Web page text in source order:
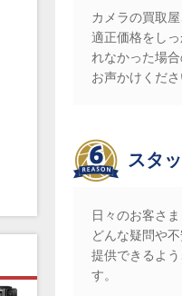
カメラの買取
適正価格をし
れなかった場
お声かけくださ
スタ
日々のお客さ
どんな疑問や
提供できるよ
す。